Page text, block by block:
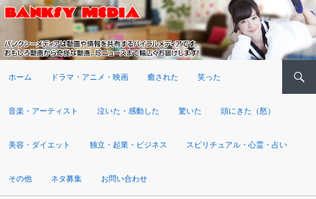
ホーム ドラマ・アニメ・映画 癒された 笑った
音楽・アーティスト 泣いた・感動した 驚いた 頭にきた（怒）
美容・ダイエット 独立・起業・ビジネス スピリチュアル・心霊・占い
その他 ネタ募集 お問い合わせ